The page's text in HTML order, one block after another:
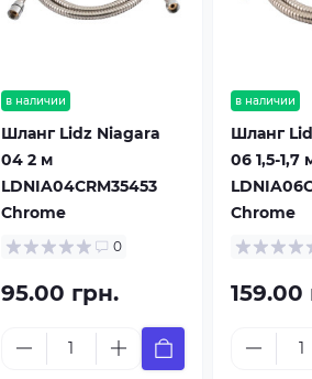
в наличии
Шланг Lidz Niagara
04 2 м
LDNIA04CRM35453
Chrome
0
95.00 грн.
в наличии
Шланг
06 1,5-1,7
Chrome
159.00